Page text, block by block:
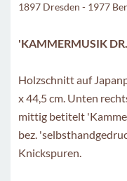
1897 Dresden - 1977
'KAMMERMUSIK
Holzschnitt auf
x 44,5 cm. Unten
mittig betitelt
bez.
Knickspuren.